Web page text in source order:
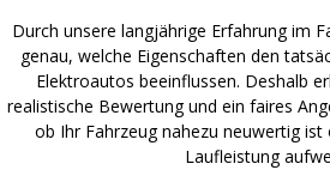
Durch unsere langjährige Erfahrung im
genau, welche Eigenschaften den
Elektroautos beeinflussen. Deshalb
realistische Bewertung und ein faires
ob Ihr Fahrzeug nahezu neuwertig
Laufleistung